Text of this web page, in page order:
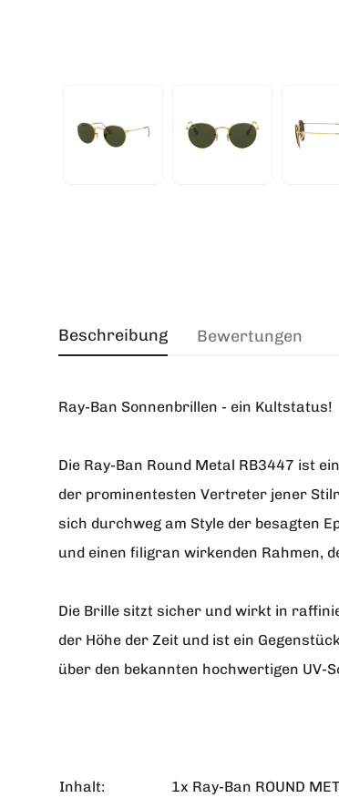
Beschreibung
Ray-Ban Sonnenbrillen - ein Kultstatus!
Die Ray-Ban Round Metal RB3447 ist
der prominentesten Vertreter jener
sich durchweg am Style der besagten
und einen filigran wirkenden Rahmen,
Die Brille sitzt sicher und wirkt in
der Höhe der Zeit und ist ein
über den bekannten hochwertigen UV-
Inhalt:
1x Ray-Ban ROUND
Bewertungen